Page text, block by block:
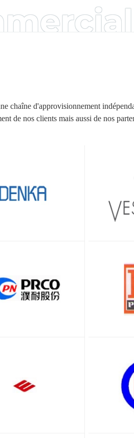
chaîne d'approvisionnement
de nos clients mais aussi de nos